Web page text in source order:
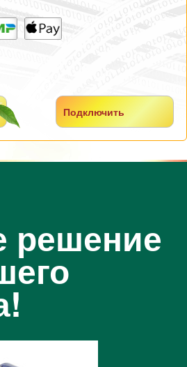
Подключить
решение